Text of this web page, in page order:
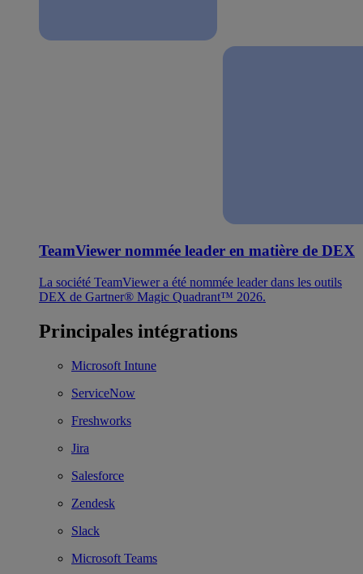
TeamViewer nommée leader en matière de DEX
La société TeamViewer a été nommée leader dans les outils
DEX de Gartner® Magic Quadrant™ 2026.
Principales intégrations
Microsoft Intune
ServiceNow
Freshworks
Jira
Salesforce
Zendesk
Slack
Microsoft Teams